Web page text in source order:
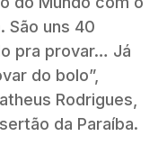
São uns 40
pra provar… Já
do bolo”,
Rodrigues,
da Paraíba.